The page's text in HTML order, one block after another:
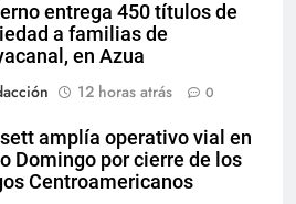
entrega 450 títulos de
a familias de
en Azua
12 horas atrás 0
amplía operativo vial en
Domingo por cierre de los
Centroamericanos